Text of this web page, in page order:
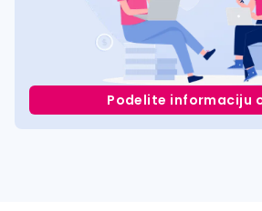
Podelite informaciju